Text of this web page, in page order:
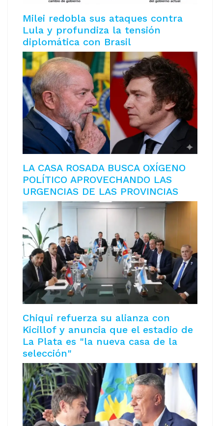
Milei redobla sus ataques contra
Lula y profundiza la tensión
diplomática con Brasil
LA CASA ROSADA BUSCA OXÍGENO
POLÍTICO APROVECHANDO LAS
URGENCIAS DE LAS PROVINCIAS
Chiqui refuerza su alianza con
Kicillof y anuncia que el estadio de
La Plata es "la nueva casa de la
selección"